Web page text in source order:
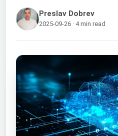
Preslav Dobrev
2025-09-26 · 4 min read